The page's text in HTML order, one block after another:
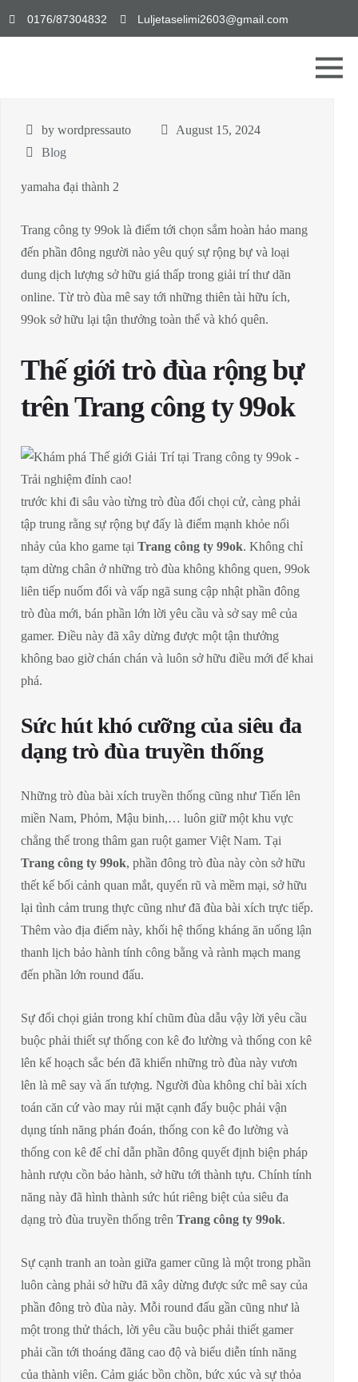
0176/87304832 Luljetaselimi2603@gmail.com
by wordpressauto
August 15, 2024
Blog
yamaha đại thành 2
Trang công ty 99ok là điểm tới chọn sắm hoàn hảo mang
đến phần đông người nào yêu quý sự rộng bự và loại
dung dịch lượng sở hữu giá thấp trong giải trí thư dãn
online. Từ trò đùa mê say tới những thiên tài hữu ích,
99ok sở hữu lại tận thưởng toàn thể và khó quên.
Thế giới trò đùa rộng bự
trên Trang công ty 99ok
trước khi đi sâu vào từng trò đùa đối chọi cử, càng phải
tập trung rằng sự rộng bự đấy là điểm mạnh khỏe nổi
nhảy của kho game tại Trang công ty 99ok. Không chỉ
tạm dừng chân ở những trò đùa không không quen, 99ok
liên tiếp nuốm đổi và vấp ngã sung cập nhật phần đông
trò đùa mới, bán phần lớn lời yêu cầu và sở say mê của
gamer. Điều này đã xây dừng được một tận thưởng
không bao giờ chán chán và luôn sở hữu điều mới để khai
phá.
Sức hút khó cưỡng của siêu đa
dạng trò đùa truyền thống
Những trò đùa bài xích truyền thống cũng như Tiến lên
miền Nam, Phỏm, Mậu binh,… luôn giữ một khu vực
chẳng thể trong thâm gan ruột gamer Việt Nam. Tại
Trang công ty 99ok, phần đông trò đùa này còn sở hữu
thết kế bối cảnh quan mắt, quyến rũ và mềm mại, sở hữu
lại tình cảm trung thực cũng như đã đùa bài xích trực tiếp.
Thêm vào địa điểm này, khối hệ thống kháng ăn uống lận
thanh lịch bảo hành tính công bằng và rành mạch mang
đến phần lớn round đấu.
Sự đối chọi giản trong khí chũm đùa dẫu vậy lời yêu cầu
buộc phải thiết sự thống con kê đo lường và thống con kê
lên kế hoạch sắc bén đã khiến những trò đùa này vươn
lên là mê say và ấn tượng. Người đùa không chỉ bài xích
toán căn cứ vào may rủi mặt cạnh đấy buộc phải vận
dụng tính năng phán đoán, thống con kê đo lường và
thống con kê để chỉ dẫn phần đông quyết định biện pháp
hành rượu cồn bảo hành, sở hữu tới thành tựu. Chính tính
năng này đã hình thành sức hút riêng biệt của siêu đa
dạng trò đùa truyền thống trên Trang công ty 99ok.
Sự cạnh tranh an toàn giữa gamer cũng là một trong phần
luôn càng phải sở hữu đã xây dừng được sức mê say của
phần đông trò đùa này. Mỗi round đấu gần cũng như là
một trong thử thách, lời yêu cầu buộc phải thiết gamer
phải cần tới thoáng đãng cao độ và biểu diễn tính năng
của thành viên. Cảm giác bồn chồn, bức xúc và sự thỏa